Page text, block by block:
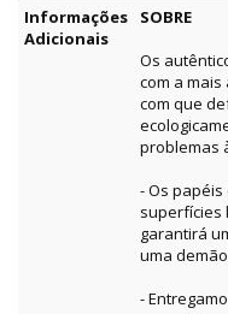
Informações
Adicionais
SOBRE
Os
com a
com que
problemas
- Os
superfícies
garantirá
uma
-